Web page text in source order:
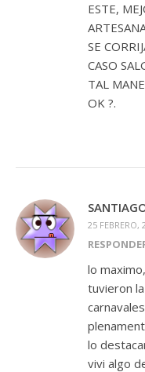
ESTE,
SE
CASO
TAL
OK ?.
25 FEBRERO,
lo
tuvieron
lo
vivi algo